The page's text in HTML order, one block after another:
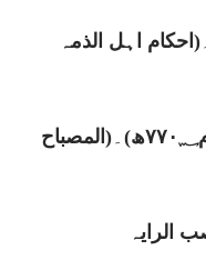
(احکام اہل الذمہ
۷۷۰؁ھ) ۔(المصباح
الرایہ